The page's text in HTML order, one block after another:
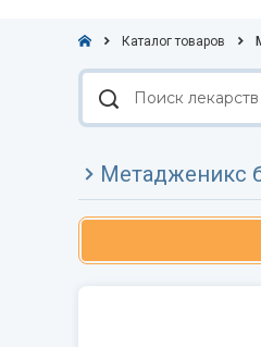
Каталог товаров
Поиск
лекарств
по
Метадженикс